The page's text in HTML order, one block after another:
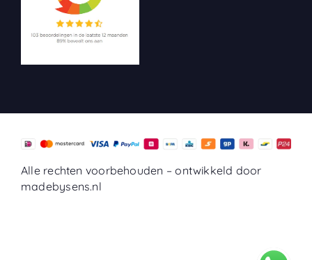
Alle rechten voorbehouden –ontwikkeld door
madebysens.nl